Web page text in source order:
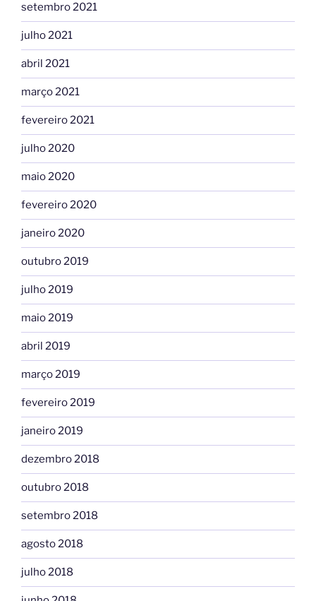
setembro 2021
julho 2021
abril 2021
março 2021
fevereiro 2021
julho 2020
maio 2020
fevereiro 2020
janeiro 2020
outubro 2019
julho 2019
maio 2019
abril 2019
março 2019
fevereiro 2019
janeiro 2019
dezembro 2018
outubro 2018
setembro 2018
agosto 2018
julho 2018